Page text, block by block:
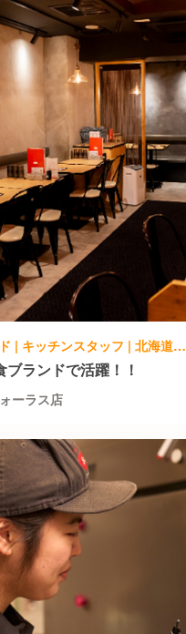
アジア料理・エスニック, ファストフード | キッチンスタッフ | 北海道スープカレーSuage 金沢フォーラス店
ブランドで活躍！！
ーラス店